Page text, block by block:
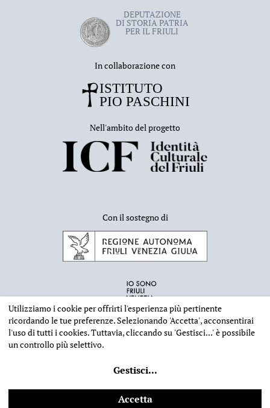
DEPUTAZIONE
DI STORIA PATRIA
PER IL FRIULI
In collaborazione con
Nell'ambito del progetto
Con il sostegno di
2026 - Deputazione di Storia Patria per il Friuli - CF 80023560305
Web designIlaria Comello- Powered bySICAPWeb
Utilizziamo i cookie per offrirti l'esperienza più pertinente
ricordando le tue preferenze. Selezionando 'Accetta', acconsentirai
l'uso di tutti i cookies. Tuttavia, cliccando su 'Gestisci...'è possibile
un controllo più selettivo.
Gestisci...
Accetta